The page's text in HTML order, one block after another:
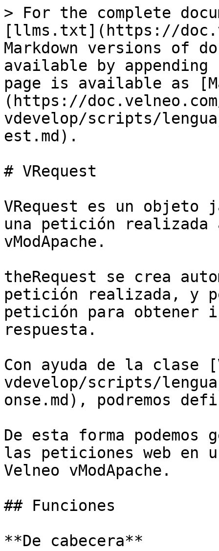
> For the complete
[llms.txt](https://
Markdown versions of
available by
page is available as
(https://
vdevelop/scripts/
est.md).
# VRequest
VRequest es un objeto
una petición realizada
vModApache.
theRequest se crea
petición realizada, y
petición para obtener
respuesta.
Con ayuda de la clase
vdevelop/scripts/
onse.md), podremos
De esta forma podemos
las peticiones web en
Velneo vModApache.
## Funciones
**De cabecera**